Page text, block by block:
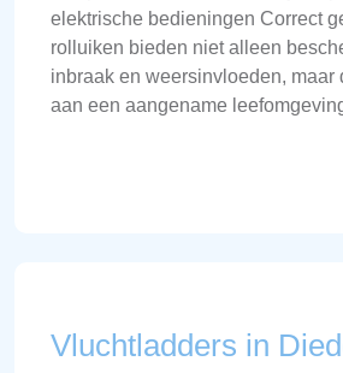
elektrische bedieningen Correct
rolluiken bieden niet alleen
inbraak en weersinvloeden, maar
aan een aangename
Vluchtladders in